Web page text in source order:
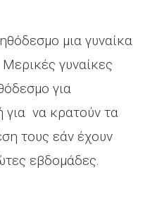
μια γυναίκα
γυναίκες
για
για να κρατούν τα
τους εάν έχουν
εβδομάδες.